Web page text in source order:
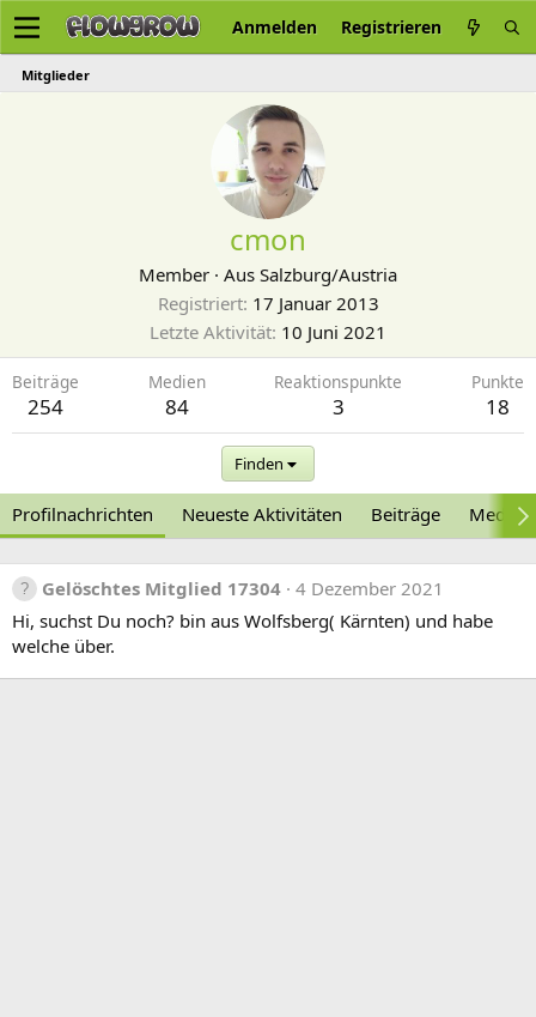
Anmelden Registrieren
Mitglieder
cmon
Member · Aus Salzburg/Austria
Registriert 17 Januar 2013
Letzte Aktivität 10 Juni 2021
Beiträge
254
Medien
84
Reaktionspunkte
3
Punkte
18
Finden
Profilnachrichten Neueste Aktivitäten Beiträge Medien
Gelöschtes Mitglied 17304 4 Dezember 2021
Hi, suchst Du noch? bin aus Wolfsberg( Kärnten) und habe
welche über.